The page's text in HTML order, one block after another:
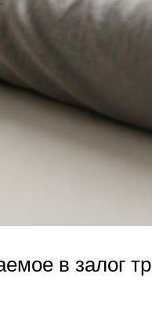
в залог